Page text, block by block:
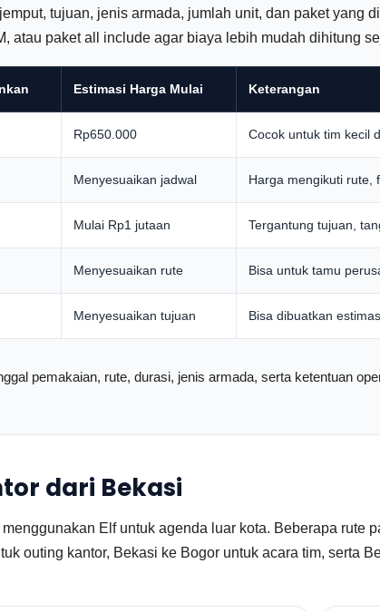
tujuan, jenis armada, jumlah unit, dan paket yang
atau paket all include agar biaya lebih mudah dihitung
Estimasi Harga Mulai Keterangan
Rp650.000 Cocok untuk tim kecil
Menyesuaikan jadwal Harga mengikuti rute,
Mulai Rp1 jutaan Tergantung tujuan,
Menyesuaikan rute Bisa untuk tamu
Menyesuaikan tujuan Bisa dibuatkan
pemakaian, rute, durasi, jenis armada, serta ketentuan
dari Bekasi
Elf untuk agenda luar kota. Beberapa rute
outing kantor, Bekasi ke Bogor untuk acara tim, serta